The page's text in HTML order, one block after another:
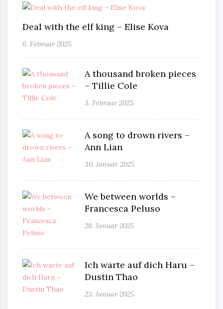
Deal with the elf king – Elise Kova
6. Februar 2025
A thousand broken pieces
– Tillie Cole
3. Februar 2025
A song to drown rivers –
Ann Lian
30. Januar 2025
We between worlds –
Francesca Peluso
28. Januar 2025
Ich warte auf dich Haru –
Dustin Thao
23. Januar 2025